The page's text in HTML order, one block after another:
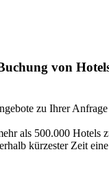
von
zu Ihrer
als 500.000
kürzester Zeit